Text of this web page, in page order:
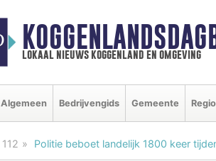
lokaal nieuws koggenland en omgeving
Algemeen Bedrijvengids Gemeente
112 Politie beboet landelijk 1800 keer